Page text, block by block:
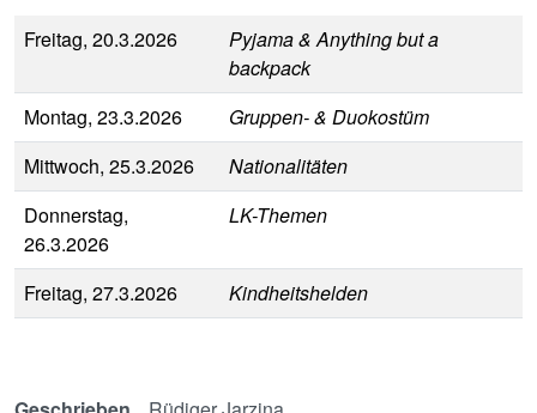
Freitag, 20.3.2026
Pyjama & Anything but a
backpack
Montag, 23.3.2026
Gruppen- & Duokostüm
Mittwoch, 25.3.2026
Nationalitäten
Donnerstag,
26.3.2026
LK-Themen
Freitag, 27.3.2026 Kindheitshelden